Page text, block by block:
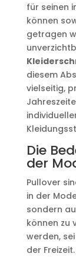
für seinen
können
getragen
diesem
vielseitig,
Die
der
Pullover
in der
sondern
können zu
werden,
der